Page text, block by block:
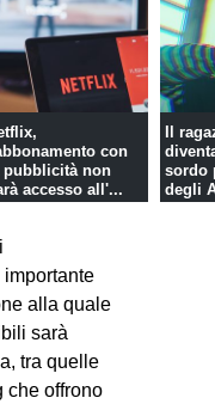
con
pubblicità non
accesso all'...
Il
sordo
degli
alla quale
sarà
tra quelle
che offrono